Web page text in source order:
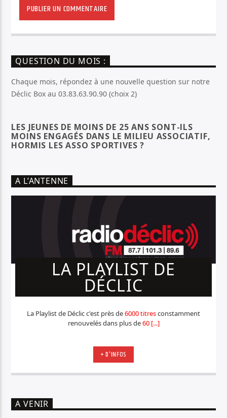
QUESTION DU MOIS :
Chaque mois, répondez à une nouvelle question sur notre
Déclic Box au 03.83.63.90.90 (choix 2)
LES JEUNES DE MOINS DE 25 ANS SONT-ILS
MOINS ENGAGÉS DANS LE MILIEU ASSOCIATIF,
HORMIS LES ASSO SPORTIVES ?
A L’ANTENNE
LA PLAYLIST DE
DÉCLIC
La Playlist de Déclic c'est près de6000 titresconstamment
renouvelés dans plus de60 [...]
+ D'INFOS
A VENIR